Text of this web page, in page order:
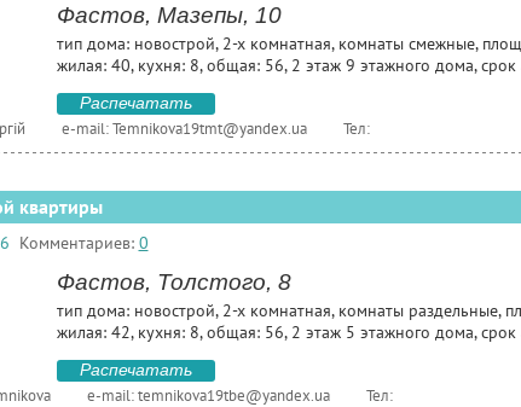
Фастов, Мазепы, 10
тип дома: новострой, 2-х комнатная, комнаты смежные,
жилая: 40, кухня: 8, общая: 56, 2 этаж 9 этажного дома,
Распечатать
e-mail:Temnikova19tmt@yandex.ua Тел:
квартиры
Комментариев: 0
Фастов, Толстого, 8
тип дома: новострой, 2-х комнатная, комнаты раздельные,
жилая: 42, кухня: 8, общая: 56, 2 этаж 5 этажного дома,
Распечатать
e-mail:temnikova19tbe@yandex.ua Тел: